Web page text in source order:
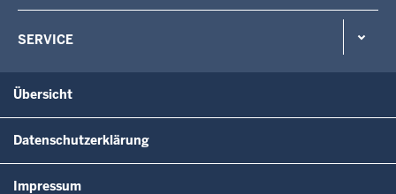
SERVICE
Übersicht
Datenschutzerklärung
Impressum